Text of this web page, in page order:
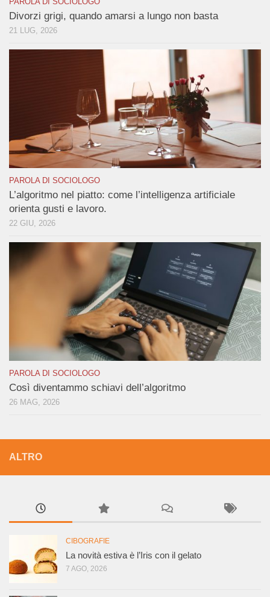
Divorzi grigi, quando amarsi a lungo non basta
21 LUG, 2026
PAROLA DI SOCIOLOGO
L’algoritmo nel piatto: come l’intelligenza artificiale
orienta gusti e lavoro.
22 GIU, 2026
PAROLA DI SOCIOLOGO
Così diventammo schiavi dell’algoritmo
26 MAG, 2026
ALTRO
CIBOGRAFIE
La novità estiva è l’Iris con il gelato
7 AGO, 2026